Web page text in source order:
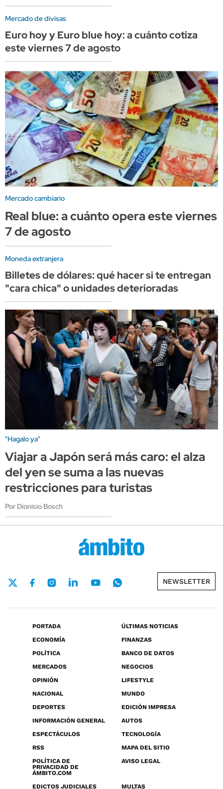
Mercado de divisas
Euro hoy y Euro blue hoy: a cuánto cotiza
este viernes 7 de agosto
Mercado cambiario
Real blue: a cuánto opera este viernes
7 de agosto
Moneda extranjera
Billetes de dólares: qué hacer si te entregan
"cara chica" o unidades deterioradas
"Hagalo ya"
Viajar a Japón será más caro: el alza
del yen se suma a las nuevas
restricciones para turistas
Por Dionisio Bosch
NEWSLETTER
PORTADA
ÚLTIMAS NOTICIAS
ECONOMÍA
FINANZAS
POLÍTICA
BANCO DE DATOS
MERCADOS
NEGOCIOS
OPINIÓN
LIFESTYLE
NACIONAL
MUNDO
DEPORTES
EDICIÓN IMPRESA
INFORMACIÓN GENERAL
AUTOS
ESPECTÁCULOS
TECNOLOGÍA
RSS
MAPA DEL SITIO
POLÍTICA DE
PRIVACIDAD DE
ÁMBITO.COM
AVISO LEGAL
EDICTOS JUDICIALES MULTAS